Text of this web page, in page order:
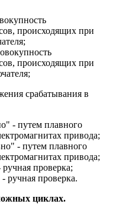
происходящих при
происходящих при
срабатывания в
- путем плавного
привода;
- путем плавного
привода;
проверка;
ручная проверка.
циклах.